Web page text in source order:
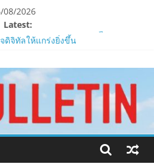
08/2026
Latest:
Networkสำหรับภาครัฐและองค์กร
2026เดินหน้าขับเคลื่อน
รษฐกิจชีวภาพที่ยั่งยืน
ฮเลนา’ เซิร์ฟเวอร์ใหม่ของ
เปิด “Helena” เซิร์ฟฯ ใหม่
เดือดครึ่งปีหลัง 2026
เปิดตัวเซิร์ฟใหม่ ‘Helena’